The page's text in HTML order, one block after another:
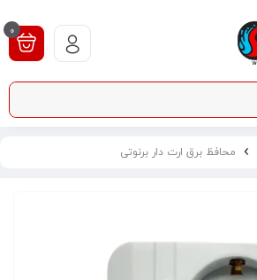
0
محافظ برق ارت دار برنوتی